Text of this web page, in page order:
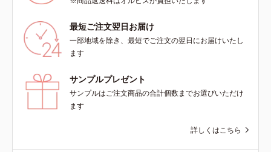
最短ご注文翌日お届け
一部地域を除き、最短でご注文の翌日にお届けいたし
ます
サンプルプレゼント
サンプルはご注文商品の合計個数までお選びいただけ
ます
詳しくはこちら